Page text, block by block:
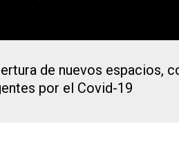
de nuevos
por el Covid-19